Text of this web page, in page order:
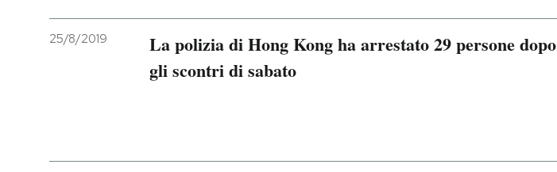
25/8/2019
La polizia di Hong Kong ha arrestato 29 persone dopo
gli scontri di sabato